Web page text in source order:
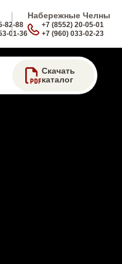
82-88
01-36
Набережные Челны
+7 (8552) 20-05-01
+7 (960) 033-02-23
Скачать
каталог